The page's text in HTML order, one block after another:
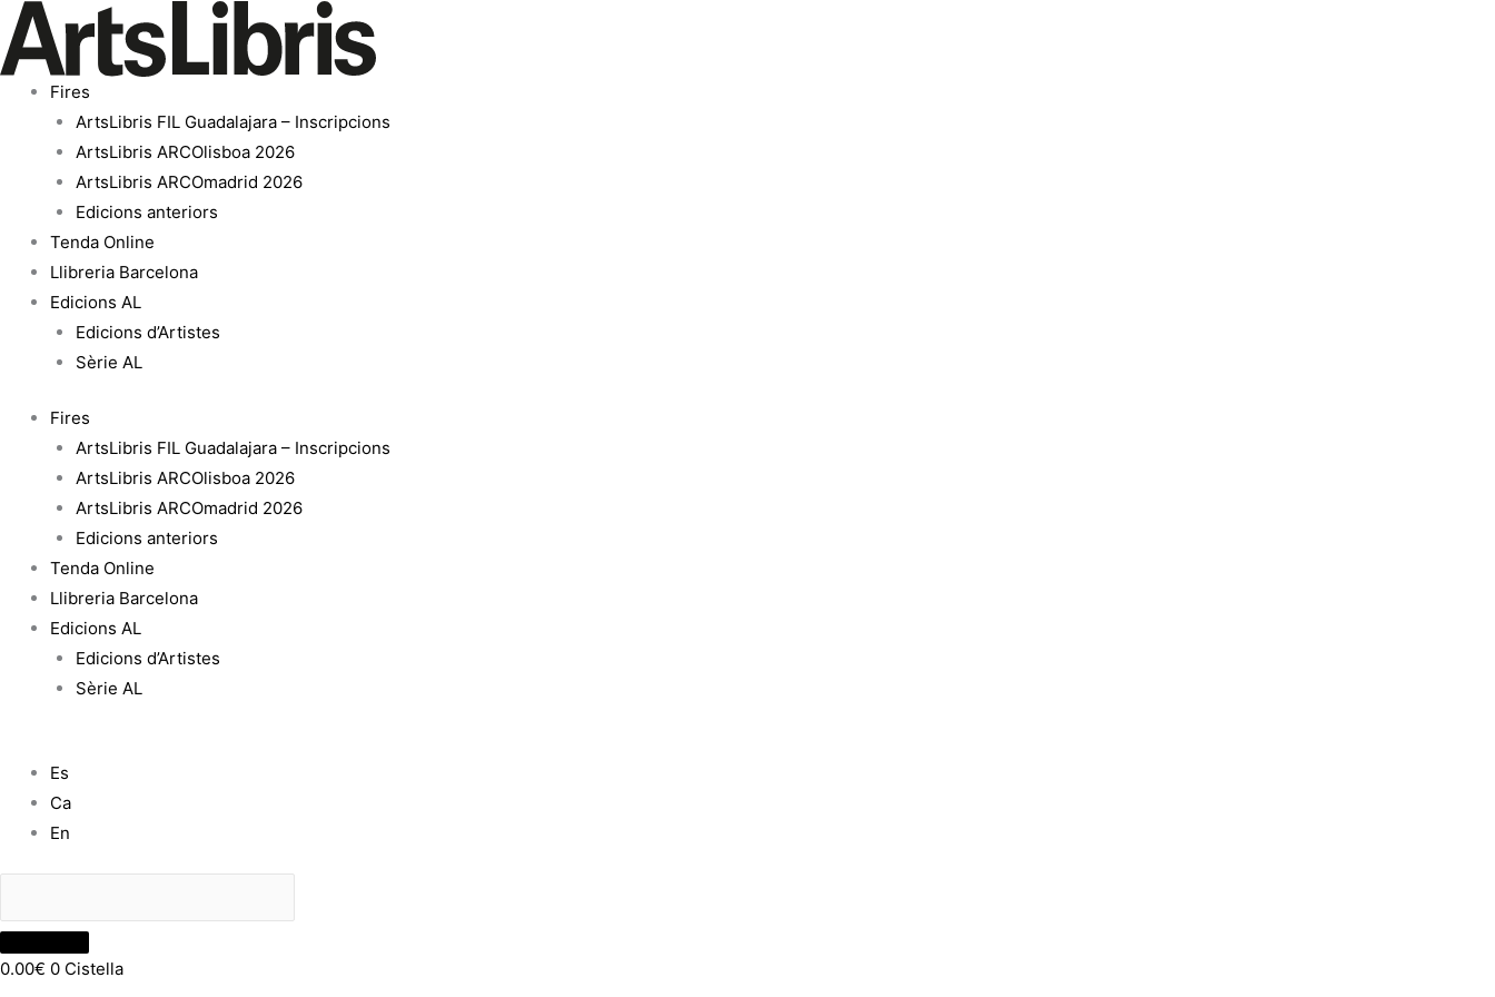
Vés
al
contingut
Fires
ArtsLibris FIL Guadalajara – Inscripcions
ArtsLibris ARCOlisboa 2026
ArtsLibris ARCOmadrid 2026
Edicions anteriors
Tenda Online
Llibreria Barcelona
Edicions AL
Edicions d’Artistes
Sèrie AL
Fires
ArtsLibris FIL Guadalajara – Inscripcions
ArtsLibris ARCOlisboa 2026
ArtsLibris ARCOmadrid 2026
Edicions anteriors
Tenda Online
Llibreria Barcelona
Edicions AL
Edicions d’Artistes
Sèrie AL
Es
Ca
En
0.00€ 0 Cistella
quantitat
de
Not